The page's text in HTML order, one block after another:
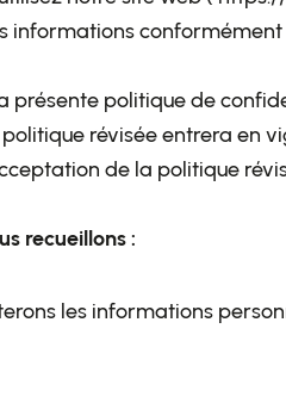
informations
présente politique de
politique révisée entrera en
de la politique
recueillons :
les informations